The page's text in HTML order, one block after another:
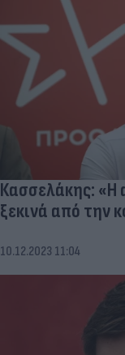
Κασσελάκης: «Η
ξεκινά από την
10.12.2023 11:04